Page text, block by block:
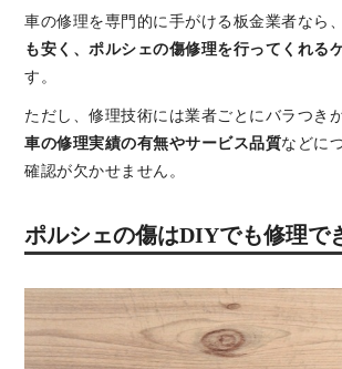
車の修理を専門的に手がける板金業者なら、
も安く、ポルシェの傷修理を行ってくれる
す。
ただし、修理技術には業者ごとにバラつき
車の修理実績の有無やサービス品質などに
確認が欠かせません。
ポルシェの傷はDIYでも修理で